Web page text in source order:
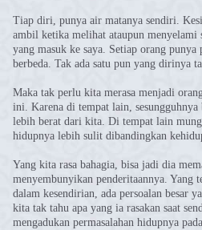
Tiap diri, punya air matanya sendiri.
ambil ketika melihat ataupun menyelami
yang masuk ke saya. Setiap orang punya
berbeda. Tak ada satu pun yang dirinya
Maka tak perlu kita merasa menjadi
ini. Karena di tempat lain,
lebih berat dari kita. Di tempat lain
hidupnya lebih sulit dibandingkan
Yang kita rasa bahagia, bisa jadi dia
menyembunyikan penderitaannya.
dalam kesendirian, ada persoalan besar
kita tak tahu apa yang ia rasakan saat
mengadukan permasalahan hidupnya